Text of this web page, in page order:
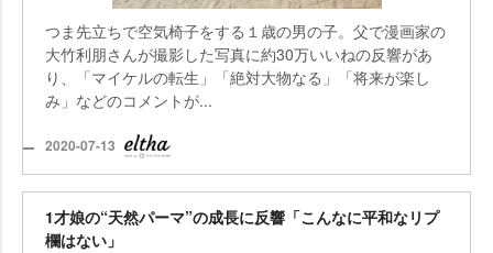
つま先立ちで空気椅子をする１歳の男の子。父で漫画家の
大竹利朋さんが撮影した写真に約30万いいねの反響があ
り、「マイケルの転生」「絶対大物なる」「将来が楽し
み」などのコメントが...
2020-07-13
1才娘の“天然パーマ”の成長に反響「こんなに平和なリプ
欄はない」